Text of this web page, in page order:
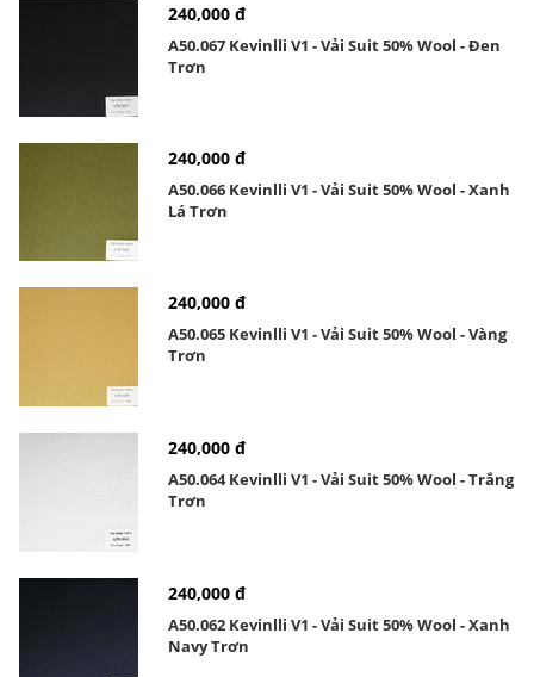
240,000 đ
A50.067 Kevinlli V1 - Vải Suit 50% Wool - Đen
Trơn
240,000 đ
A50.066 Kevinlli V1 - Vải Suit 50% Wool - Xanh
Lá Trơn
240,000 đ
A50.065 Kevinlli V1 - Vải Suit 50% Wool - Vàng
Trơn
240,000 đ
A50.064 Kevinlli V1 - Vải Suit 50% Wool - Trắng
Trơn
240,000 đ
A50.062 Kevinlli V1 - Vải Suit 50% Wool - Xanh
Navy Trơn